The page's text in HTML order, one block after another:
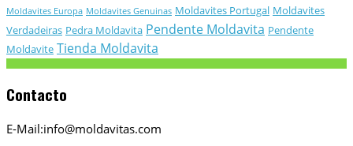
Moldavites Europa Moldavites Genuinas Moldavites Portugal Moldavites
Verdadeiras Pedra Moldavita Pendente Moldavita Pendente
Moldavite Tienda Moldavita
Contacto
E-Mail:info@moldavitas.com